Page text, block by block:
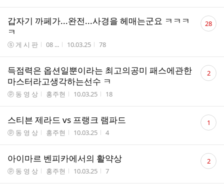
갑자기 까페가...완전...사경을 헤매는군요 ㅋㅋㅋ
ㅋ
게시판명
ⓢ 게 시 판 작성자
08 ... 작성시간
10.03.25 조회수
78
댓
글28
득점력은 옵션일뿐이라는 최고의공미 패스에관한
마스터라고생각하는선수 ㅋ
게시판명
ⓟ 동 영 상 작성자
홍주현 작성시간
10.03.25 조회수
18
댓
글 2
스티븐 제라드 vs 프랭크 램파드
게시판명
ⓟ 동 영 상 작성자
홍주현 작성시간
10.03.25 조회수
4
댓
글 1
아이마르 벤피카에서의 활약상
게시판명
ⓟ 동 영 상 작성자
홍주현 작성시간
10.03.25 조회수
7
댓
글 2